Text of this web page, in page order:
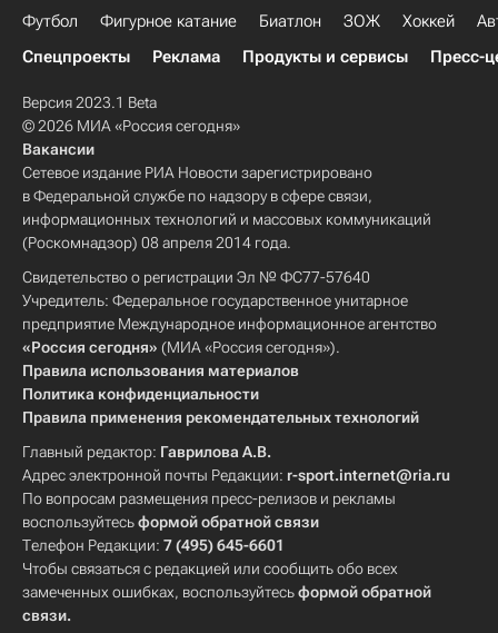
Футбол Фигурное катание Биатлон ЗОЖ Хоккей
Спецпроекты
Реклама Продукты и сервисы Пресс-
Версия 2023.1 Beta
© 2026 МИА «Россия сегодня»
Вакансии
Сетевое издание РИА Новости зарегистрировано
в Федеральной службе по надзору в сфере связи,
информационных технологий и массовых коммуникаций
(Роскомнадзор) 08 апреля 2014 года.
Свидетельство о регистрации Эл № ФС77-57640
Учредитель: Федеральное государственное унитарное
предприятие Международное информационное агентство
«Россия сегодня» (МИА «Россия сегодня»).
Правила использования материалов
Политика конфиденциальности
Правила применения рекомендательных технологий
Главный редактор: Гаврилова А.В.
Адрес электронной почты Редакции: r-sport.internet@ria.ru
По вопросам размещения пресс-релизов и рекламы
воспользуйтесьформой обратной связи
Телефон Редакции: 7 (495) 645-6601
Чтобы связаться с редакцией или сообщить обо всех
замеченных ошибках, воспользуйтесьформой обратной
связи.